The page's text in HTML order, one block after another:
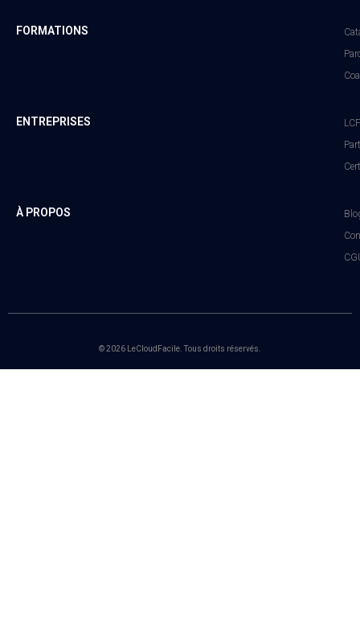
FORMATIONS
ENTREPRISES
À PROPOS
© 2026 LeCloudFacile. Tous droits réservés.